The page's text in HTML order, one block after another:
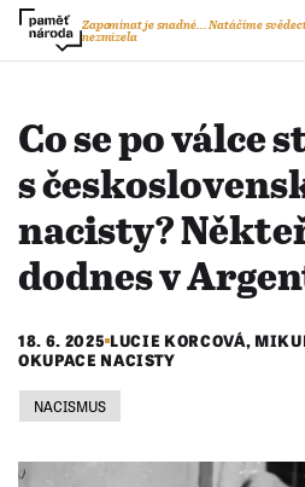
Zapomínat je snadné...Natáčíme
nezmizela
Co se po válce
s
nacisty?
dodnes v
18. 6. 2025 LUCIE KORCOVÁ,
OKUPACE NACISTY
NACISMUS